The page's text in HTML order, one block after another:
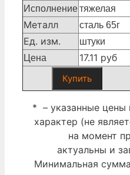
Исполнениетяжелая
Металл сталь 65г
Ед. изм.
штуки
Цена
17.11 руб
Купить
* – указанные цены
характер (не
на момент
актуальны и
Минимальная